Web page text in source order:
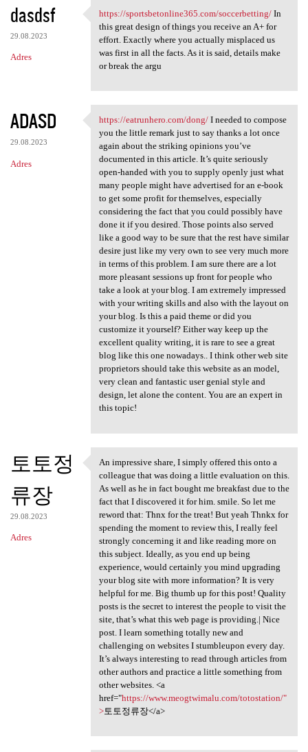
dasdsf
29.08.2023
Adres
https://sportsbetonline365
https://sportsbetonline365.com/soccerbetting/In
this great design of things you receive an A+ for
effort. Exactly where you actually misplaced us
was first in all the facts. As it is said, details make
or break the argu
ADASD
29.08.2023
Adres
https://eatrunhero.com/dong/
https://eatrunhero.com/dong/I needed to compose
you the little remark just to say thanks a lot once
again about the striking opinions you’ve
documented in this article. It’s quite seriously
open-handed with you to supply openly just what
many people might have advertised for an e-book
to get some profit for themselves, especially
considering the fact that you could possibly have
done it if you desired. Those points also served
like a good way to be sure that the rest have similar
desire just like my very own to see very much more
in terms of this problem. I am sure there are a lot
more pleasant sessions up front for people who
take a look at your blog. I am extremely impressed
with your writing skills and also with the layout on
your blog. Is this a paid theme or did you
customize it yourself? Either way keep up the
excellent quality writing, it is rare to see a great
blog like this one nowadays.. I think other web site
proprietors should take this website as an model,
very clean and fantastic user genial style and
design, let alone the content. You are an expert in
this topic!
토토정
류장
29.08.2023
Adres
An impressive share, I simply
An impressive share, I simply offered this onto a
colleague that was doing a little evaluation on this.
As well as he in fact bought me breakfast due to the
fact that I discovered it for him. smile. So let me
reword that: Thnx for the treat! But yeah Thnkx for
spending the moment to review this, I really feel
strongly concerning it and like reading more on
this subject. Ideally, as you end up being
experience, would certainly you mind upgrading
your blog site with more information? It is very
helpful for me. Big thumb up for this post! Quality
posts is the secret to interest the people to visit the
site, that’s what this web page is providing.| Nice
post. I learn something totally new and
challenging on websites I stumbleupon every day.
It’s always interesting to read through articles from
other authors and practice a little something from
other websites. <a
href="https://www.meogtwimalu.com/totostation/"
>토토정류장</a>